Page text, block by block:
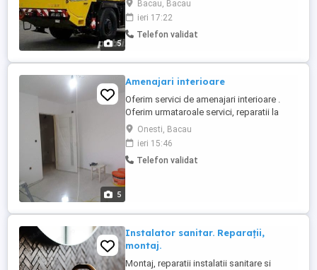
5
promotionale:automacarale telescopice
platforme pentru lucrari la inaltime, PRB
nacele, transport camion cu
constructii. In speranta unei viitoare
colaborari, ...
Bacau, Bacau
ieri 17:22
Telefon validat
5
Amenajari interioare
Oferim servici de amenajari interioare .
Oferim urmataroale servici, reparatii la
pereti si tavane cu glet , glet de incarcare,
glet de nivelare , glet de finisaj. A plicam
vopsea valabila si vopseluri decorative ,
montaje parchet laminat , etc
Onesti, Bacau
ieri 15:46
Telefon validat
Instalator sanitar. Reparații,
montaj.
Montaj, reparatii instalatii sanitare si